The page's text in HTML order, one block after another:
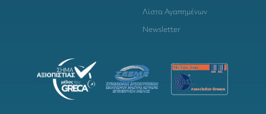
Λίστα Αγαπημένων
Newsletter